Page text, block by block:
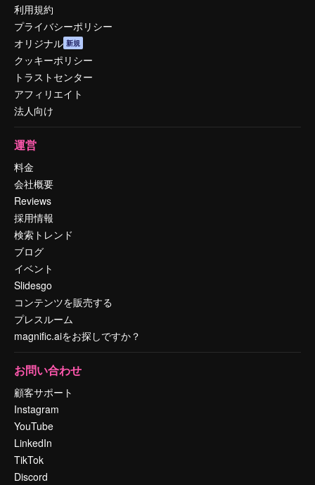
利用規約
プライバシーポリシー
オリジナル 新規
クッキーポリシー
トラストセンター
アフィリエイト
法人向け
運営
料金
会社概要
Reviews
採用情報
検索トレンド
ブログ
イベント
Slidesgo
コンテンツを販売する
プレスルーム
magnific.aiをお探しですか？
お問い合わせ
顧客サポート
Instagram
YouTube
LinkedIn
TikTok
Discord